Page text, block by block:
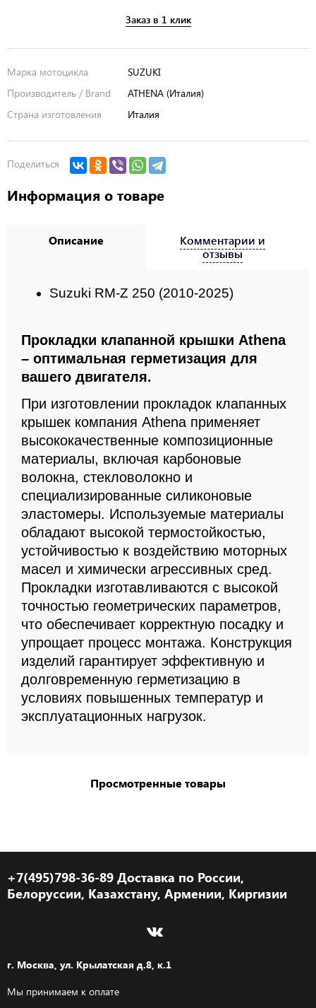
Заказ в 1 клик
Марка мотоцикла
SUZUKI
Производитель / Brand
ATHENA (Италия)
Страна изготовления
Италия
Поделиться
Информация о товаре
Описание
Suzuki RM-Z 250 (2010-2025)
Прокладки клапанной крышки Athena
– оптимальная герметизация для
вашего двигателя.
При изготовлении прокладок клапанных
крышек компания Athena применяет
высококачественные композиционные
материалы, включая карбоновые
волокна, стекловолокно и
специализированные силиконовые
эластомеры. Используемые материалы
обладают высокой термостойкостью,
устойчивостью к воздействию моторных
масел и химически агрессивных сред.
Прокладки изготавливаются с высокой
точностью геометрических параметров,
что обеспечивает корректную посадку и
упрощает процесс монтажа. Конструкция
изделий гарантирует эффективную и
долговременную герметизацию в
условиях повышенных температур и
эксплуатационных нагрузок.
Комментарии и
отзывы
Просмотренные товары
+7(495)798-36-89 Доставка по России,
Белоруссии, Казахстану, Армении, Киргизии
г. Москва, ул. Крылатская д.8, к.1
Мы принимаем к оплате